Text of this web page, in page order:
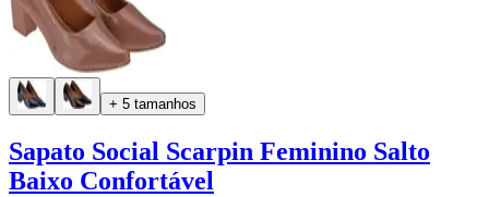
+ 5 tamanhos
Sapato Social Scarpin Feminino Salto
Baixo Confortável